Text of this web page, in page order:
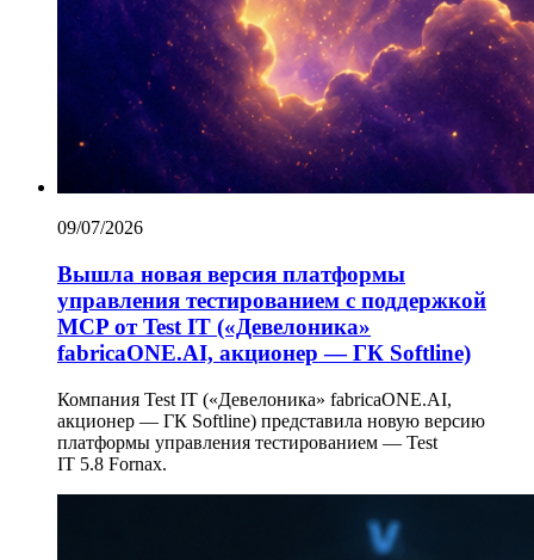
09/07/2026
Вышла новая версия платформы
управления тестированием с поддержкой
MCP от Test IT («Девелоника»
fabricaONE.AI, акционер — ГК Softline)
Компания Test IT («Девелоника» fabricaONE.AI,
акционер — ГК Softline) представила новую версию
платформы управления тестированием — Test
IT 5.8 Fornax.